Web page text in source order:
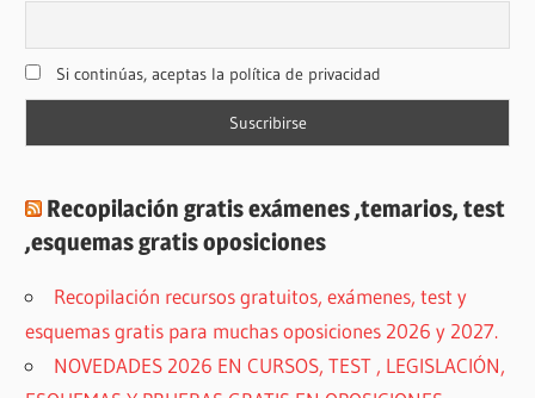
Si continúas, aceptas la política de privacidad
Recopilación gratis exámenes ,temarios, test
,esquemas gratis oposiciones
Recopilación recursos gratuitos, exámenes, test y
esquemas gratis para muchas oposiciones 2026 y 2027.
NOVEDADES 2026 EN CURSOS, TEST , LEGISLACIÓN,